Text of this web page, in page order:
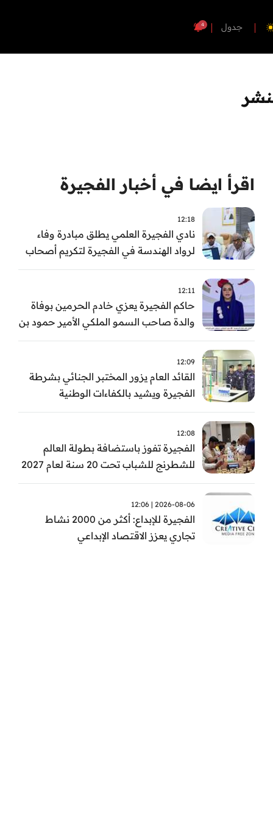
جدول 4
اقرأ ايضا في أخبار الفجيرة
12:18
نادي الفجيرة العلمي يطلق مبادرة وفاء
لرواد الهندسة في الفجيرة لتكريم أصحاب
العطاء وترسيخ الإرث الهندسي بالفجيرة
12:11
حاكم الفجيرة يعزي خادم الحرمين بوفاة
والدة صاحب السمو الملكي الأمير حمود بن
سعود بن عبد العزيز آل سعود
12:09
القائد العام يزور المختبر الجنائي بشرطة
الفجيرة ويشيد بالكفاءات الوطنية
والتقنيات الحديثة
12:08
الفجيرة تفوز باستضافة بطولة العالم
للشطرنج للشباب تحت 20 سنة لعام 2027
2026-08-06 | 12:06
الفجيرة للإبداع: أكثر من 2000 نشاط
تجاري يعزز الاقتصاد الإبداعي